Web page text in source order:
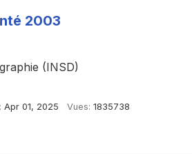
2003
(INSD)
Apr 01, 2025 Vues: 1835738